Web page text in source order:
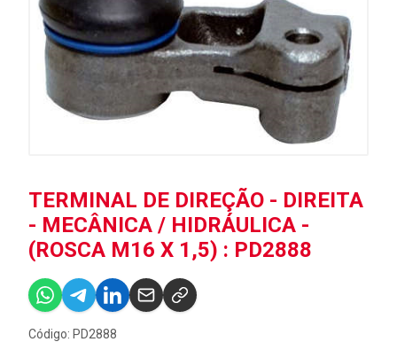
TERMINAL DE DIREÇÃO - DIREITA
- MECÂNICA / HIDRÁULICA -
(ROSCA M16 X 1,5) : PD2888
Código: PD2888